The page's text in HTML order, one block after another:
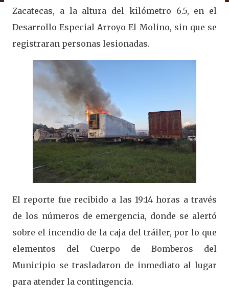
Zacatecas, a la altura del kilómetro 6.5, en el
Desarrollo Especial Arroyo El Molino, sin que se
registraran personas lesionadas.
El reporte fue recibido a las 19:14 horas a través
de los números de emergencia, donde se alertó
sobre el incendio de la caja del tráiler, por lo que
elementos del Cuerpo de Bomberos del
Municipio se trasladaron de inmediato al lugar
para atender la contingencia.